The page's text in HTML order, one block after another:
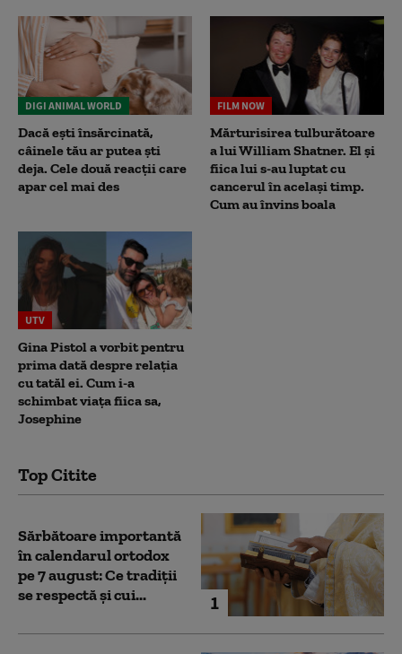
DIGI ANIMAL WORLD
Dacă ești însărcinată,
câinele tău ar putea ști
deja. Cele două reacții care
apar cel mai des
FILM NOW
Mărturisirea tulburătoare
a lui William Shatner. El și
fiica lui s-au luptat cu
cancerul în același timp.
Cum au învins boala
UTV
Gina Pistol a vorbit pentru
prima dată despre relația
cu tatăl ei. Cum i-a
schimbat viața fiica sa,
Josephine
Top Citite
1
Sărbătoare importantă
în calendarul ortodox
pe 7 august: Ce tradiții
se respectă și cui...